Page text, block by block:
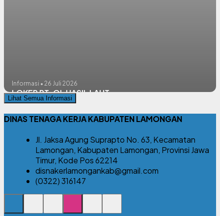
Informasi • 26 Juli 2026
LOKER PT. QL HASIL LAUT
Lihat Semua Informasi
DINAS TENAGA KERJA KABUPATEN LAMONGAN
Jl. Jaksa Agung Suprapto No. 63, Kecamatan
Lamongan, Kabupaten Lamongan, Provinsi Jawa
Timur, Kode Pos 62214
disnakerlamongankab@gmail.com
(0322) 316147